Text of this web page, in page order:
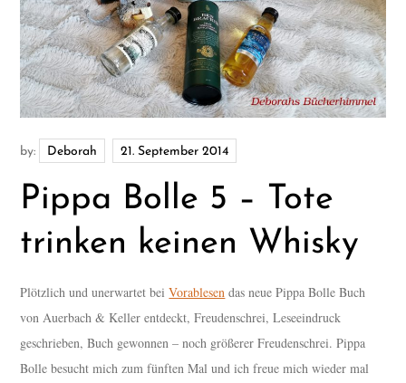
by: Deborah
Pippa Bolle 5 – Tote
trinken keinen Whisky
Plötzlich und unerwartet beiVorablesen das neue Pippa Bolle Buch
von Auerbach & Keller entdeckt, Freudenschrei, Leseeindruck
geschrieben, Buch gewonnen – noch größerer Freudenschrei. Pippa
Bolle besucht mich zum fünften Mal und ich freue mich wieder mal